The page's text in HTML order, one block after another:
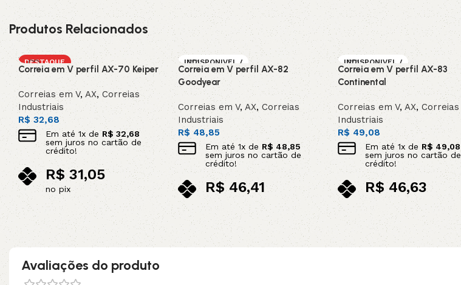
Produtos Relacionados
DESTAQUE
Correia em V perfil AX-70 Keiper
Correias em V,AX,Correias
Industriais
R$32,68
Em até 1x deR$32,68
sem juros no cartão de
crédito!
R$31,05
no pix
Adicionar ao carrinho
INDISPONIVEL /
SOB ENCOMEN
DA
Correia em V perfil AX-82
Goodyear
Correias em V, AX, Correias
Industriais
R$ 48,85
Em até 1x de R$ 48,85
sem juros no cartão de
crédito!
R$46,41
no pix
Leia mais
INDISPONIVEL /
SOB ENCOMEN
DA
Correia em V perfil AX-83
Continental
Correias em V, AX, Correias
Industriais
R$ 49,08
Em até 1x de R$49,08
sem juros no cartão de
crédito!
R$46,63
no pix
Leia mais
Avaliações do produto